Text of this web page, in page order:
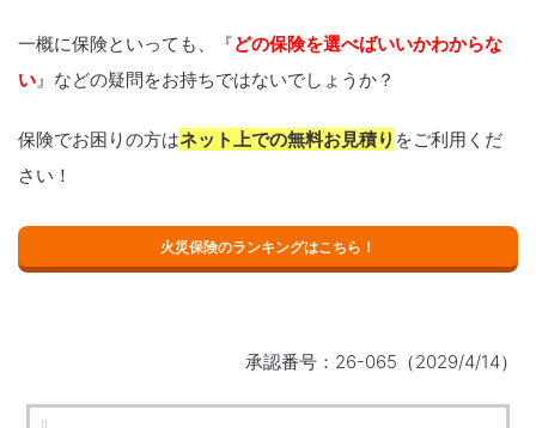
一概に保険といっても、『どの保険を選べばいいかわからな
い』などの疑問をお持ちではないでしょうか？
保険でお困りの方はネット上での無料お見積り をご利用くだ
さい！
火災保険のランキングはこちら！
承認番号：26-065（2029/4/14）